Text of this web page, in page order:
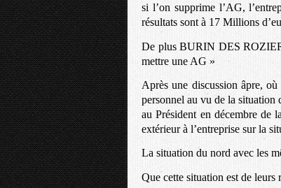
si l’on supprime l’AG,
résultats sont à 17 Millions
De plus BURIN DES
mettre une AG »
Après une discussion âpre,
personnel au vu de la situation
au Président en décembre de
extérieur à l’entreprise sur la
La situation du nord avec les
Que cette situation est de leurs